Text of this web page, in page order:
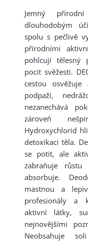
Jemný
dlouhodobým
spolu s pečlivě
přírodními
pohlcují tělesný
pocit svěžesti.
cestou
podpaží,
nezanechává
zároveň
Hydroxychlorid
detoxikaci těla.
se potit, ale
zabraňuje
absorbuje.
mastnou a
profesionály a
aktivní látky,
nejnovějšími
Neobsahuje